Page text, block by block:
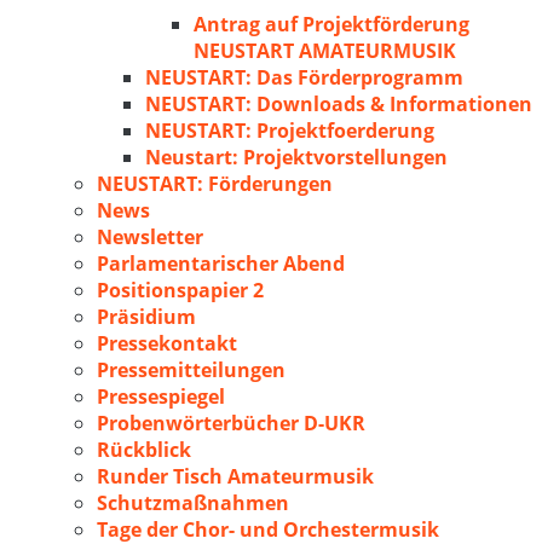
Antrag auf Projektförderung
NEUSTART AMATEURMUSIK
NEUSTART: Das Förderprogramm
NEUSTART: Downloads & Informationen
NEUSTART: Projektfoerderung
Neustart: Projektvorstellungen
NEUSTART: Förderungen
News
Newsletter
Parlamentarischer Abend
Positionspapier 2
Präsidium
Pressekontakt
Pressemitteilungen
Pressespiegel
Probenwörterbücher D-UKR
Rückblick
Runder Tisch Amateurmusik
Schutzmaßnahmen
Tage der Chor- und Orchestermusik